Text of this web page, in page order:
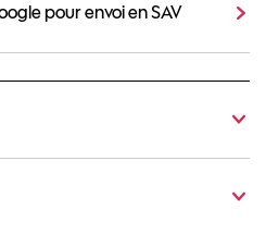
pour envoi en SAV